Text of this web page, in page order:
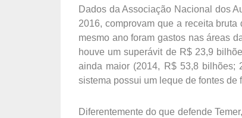
Dados da Associação Nacional dos
2016, comprovam que a receita
mesmo ano foram gastos nas áreas
houve um superávit de R$ 23,9
ainda maior (2014, R$ 53,8 bilhões;
sistema possui um leque de fontes
Diferentemente do que defende